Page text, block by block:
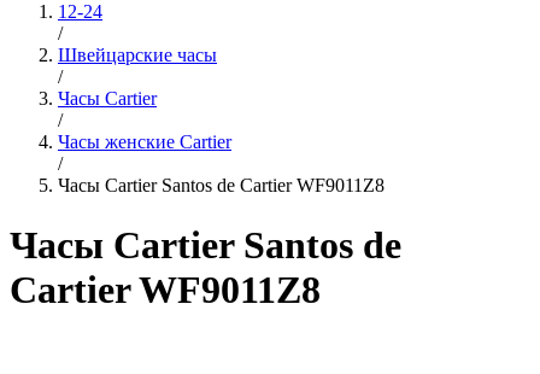
12-24
/
Швейцарские часы
/
Часы Cartier
/
Часы женские Cartier
/
Часы Cartier Santos de Cartier WF9011Z8
Часы Cartier Santos de
Cartier WF9011Z8